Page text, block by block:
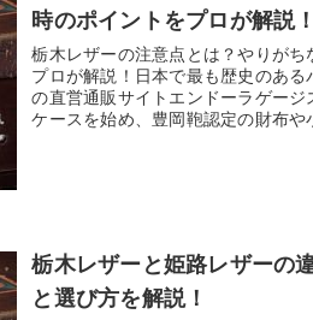
時のポイントをプロが解説！
栃木レザーの注意点とは？やりが
プロが解説！日本で最も歴史のあ
の直営通販サイトエンドーラゲー
ケースを始め、豊岡鞄認定の財布
栃木レザーと姫路レザーの
と選び方を解説！